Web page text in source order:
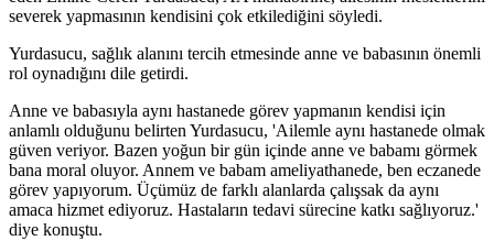
severek yapmasının kendisini çok etkilediğini söyledi.
Yurdasucu, sağlık alanını tercih etmesinde anne ve babasının önemli
rol oynadığını dile getirdi.
Anne ve babasıyla aynı hastanede görev yapmanın kendisi için
anlamlı olduğunu belirten Yurdasucu, 'Ailemle aynı hastanede olmak
güven veriyor. Bazen yoğun bir gün içinde anne ve babamı görmek
bana moral oluyor. Annem ve babam ameliyathanede, ben eczanede
görev yapıyorum. Üçümüz de farklı alanlarda çalışsak da aynı
amaca hizmet ediyoruz. Hastaların tedavi sürecine katkı sağlıyoruz.'
diye konuştu.